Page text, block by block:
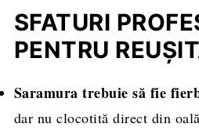
SFATURI
PENTRU
Saramura trebuie să fie
dar nu clocotită direct din